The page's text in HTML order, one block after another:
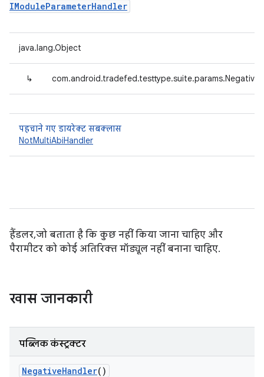
IModuleParameterHandler
java.lang.Object
↳
पहचाने गए डायरेक्ट सबक्लास
NotMultiAbiHandler
हैंडलर, जो बताता है कि कुछ नहीं किया जाना चाहिए और
पैरामीटर को कोई अतिरिक्त मॉड्यूल नहीं बनाना चाहिए.
खास जानकारी
पब्लिक कंस्ट्रक्टर
NegativeHandler()